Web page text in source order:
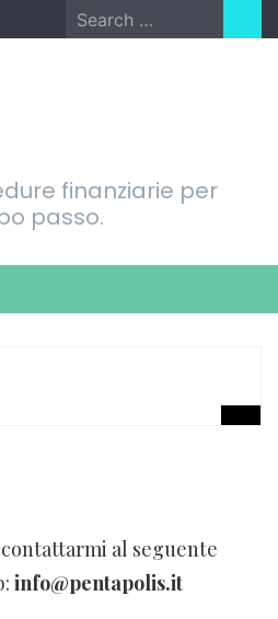
Search
for:
finanziarie per
passo.
al seguente
info@pentapolis.it